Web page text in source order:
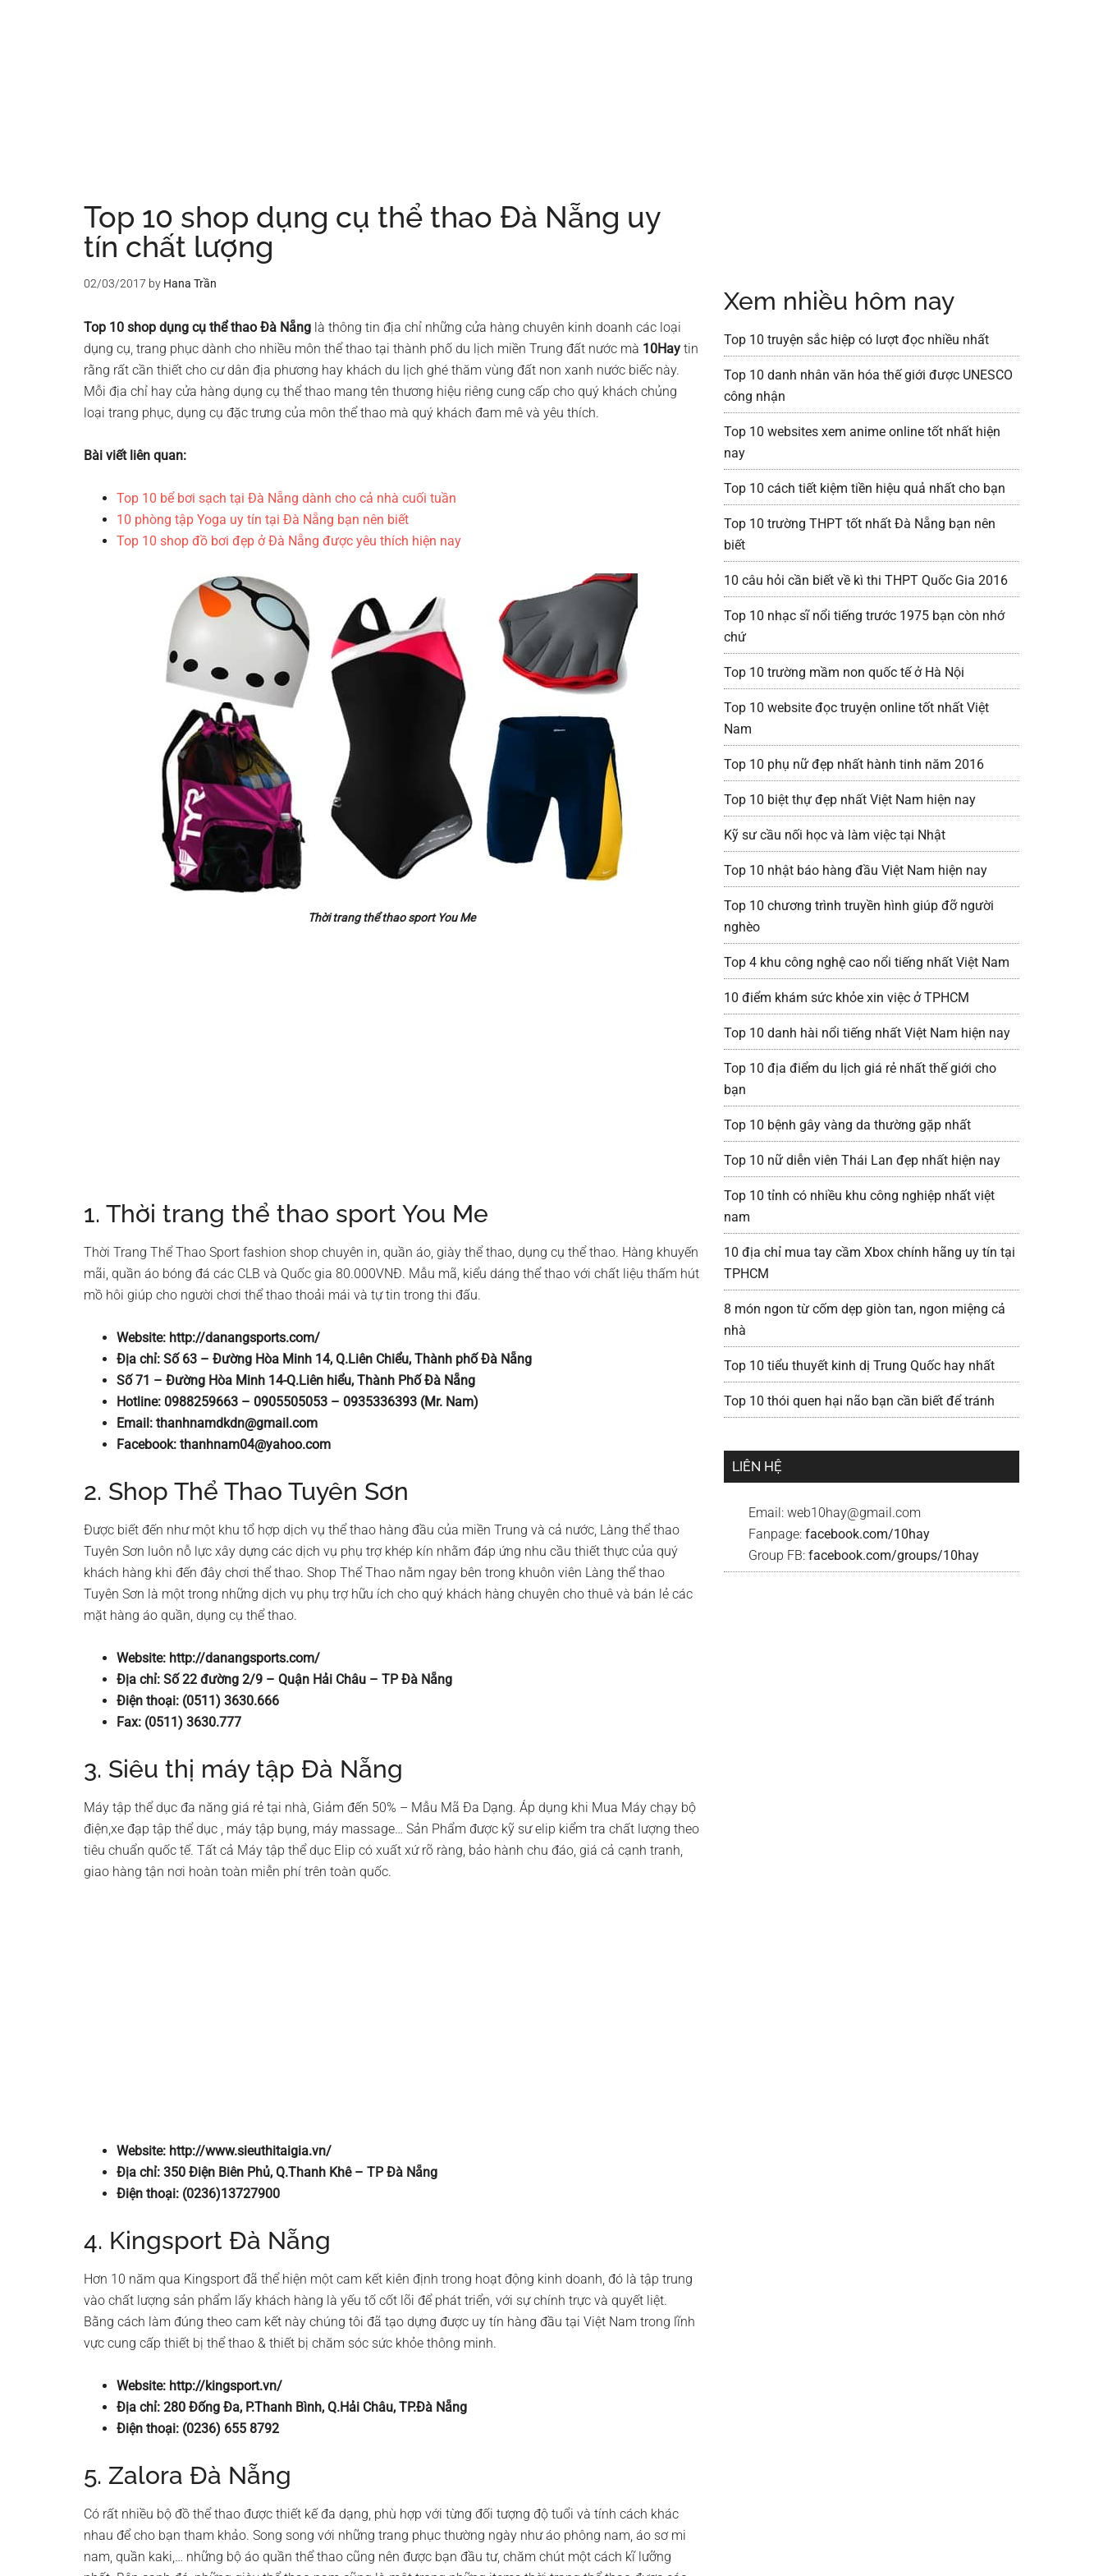
Top 10 shop dụng cụ thể thao Đà Nẵng uy
tín chất lượng
02/03/2017 by Hana Trần
Top 10 shop dụng cụ thể thao Đà Nẵng là thông tin địa chỉ những cửa hàng chuyên kinh doanh các loại
dụng cụ, trang phục dành cho nhiều môn thể thao tại thành phố du lịch miền Trung đất nước mà 10Hay tin
rằng rất cần thiết cho cư dân địa phương hay khách du lịch ghé thăm vùng đất non xanh nước biếc này.
Mỗi địa chỉ hay cửa hàng dụng cụ thể thao mang tên thương hiệu riêng cung cấp cho quý khách chủng
loại trang phục, dụng cụ đặc trưng của môn thể thao mà quý khách đam mê và yêu thích.
Bài viết liên quan:
Top 10 bể bơi sạch tại Đà Nẵng dành cho cả nhà cuối tuần
10 phòng tập Yoga uy tín tại Đà Nẵng bạn nên biết
Top 10 shop đồ bơi đẹp ở Đà Nẵng được yêu thích hiện nay
Thời trang thể thao sport You Me
1. Thời trang thể thao sport You Me
Thời Trang Thể Thao Sport fashion shop chuyên in, quần áo, giày thể thao, dụng cụ thể thao. Hàng khuyến
mãi, quần áo bóng đá các CLB và Quốc gia 80.000VNĐ. Mẫu mã, kiểu dáng thể thao với chất liệu thấm hút
mồ hôi giúp cho người chơi thể thao thoải mái và tự tin trong thi đấu.
Website: http://danangsports.com/
Địa chỉ: Số 63 – Đường Hòa Minh 14, Q.Liên Chiểu, Thành phố Đà Nẵng
Số 71 – Đường Hòa Minh 14-Q.Liên hiểu, Thành Phố Đà Nẵng
Hotline: 0988259663 – 0905505053 – 0935336393 (Mr. Nam)
Email: thanhnamdkdn@gmail.com
Facebook: thanhnam04@yahoo.com
2. Shop Thể Thao Tuyên Sơn
Được biết đến như một khu tổ hợp dịch vụ thể thao hàng đầu của miền Trung và cả nước, Làng thể thao
Tuyên Sơn luôn nỗ lực xây dựng các dịch vụ phụ trợ khép kín nhằm đáp ứng nhu cầu thiết thực của quý
khách hàng khi đến đây chơi thể thao. Shop Thể Thao nằm ngay bên trong khuôn viên Làng thể thao
Tuyên Sơn là một trong những dịch vụ phụ trợ hữu ích cho quý khách hàng chuyên cho thuê và bán lẻ các
mặt hàng áo quần, dụng cụ thể thao.
Website: http://danangsports.com/
Địa chỉ: Số 22 đường 2/9 – Quận Hải Châu – TP Đà Nẵng
Điện thoại: (0511) 3630.666
Fax: (0511) 3630.777
3. Siêu thị máy tập Đà Nẵng
Máy tập thể dục đa năng giá rẻ tại nhà, Giảm đến 50% – Mẫu Mã Đa Dạng. Áp dụng khi Mua Máy chạy bộ
điện,xe đạp tập thể dục , máy tập bụng, máy massage… Sản Phẩm được kỹ sư elip kiểm tra chất lượng theo
tiêu chuẩn quốc tế. Tất cả Máy tập thể dục Elip có xuất xứ rõ ràng, bảo hành chu đáo, giá cả cạnh tranh,
giao hàng tận nơi hoàn toàn miễn phí trên toàn quốc.
Website: http://www.sieuthitaigia.vn/
Địa chỉ: 350 Điện Biên Phủ, Q.Thanh Khê – TP Đà Nẵng
Điện thoại: (0236)13727900
4. Kingsport Đà Nẵng
Hơn 10 năm qua Kingsport đã thể hiện một cam kết kiên định trong hoạt động kinh doanh, đó là tập trung
vào chất lượng sản phẩm lấy khách hàng là yếu tố cốt lõi để phát triển, với sự chính trực và quyết liệt.
Bằng cách làm đúng theo cam kết này chúng tôi đã tạo dựng được uy tín hàng đầu tại Việt Nam trong lĩnh
vực cung cấp thiết bị thể thao & thiết bị chăm sóc sức khỏe thông minh.
Website: http://kingsport.vn/
Địa chỉ: 280 Đống Đa, P.Thanh Bình, Q.Hải Châu, TP.Đà Nẵng
Điện thoại: (0236) 655 8792
5. Zalora Đà Nẵng
Có rất nhiều bộ đồ thể thao được thiết kế đa dạng, phù hợp với từng đối tượng độ tuổi và tính cách khác
nhau để cho bạn tham khảo. Song song với những trang phục thường ngày như áo phông nam, áo sơ mi
nam, quần kaki,… những bộ áo quần thể thao cũng nên được bạn đầu tư, chăm chút một cách kĩ lưỡng
Xem nhiều hôm nay
Top 10 truyện sắc hiệp có lượt đọc nhiều nhất
Top 10 danh nhân văn hóa thế giới được UNESCO
công nhận
Top 10 websites xem anime online tốt nhất hiện
nay
Top 10 cách tiết kiệm tiền hiệu quả nhất cho bạn
Top 10 trường THPT tốt nhất Đà Nẵng bạn nên
biết
10 câu hỏi cần biết về kì thi THPT Quốc Gia 2016
Top 10 nhạc sĩ nổi tiếng trước 1975 bạn còn nhớ
chứ
Top 10 trường mầm non quốc tế ở Hà Nội
Top 10 website đọc truyện online tốt nhất Việt
Nam
Top 10 phụ nữ đẹp nhất hành tinh năm 2016
Top 10 biệt thự đẹp nhất Việt Nam hiện nay
Kỹ sư cầu nối học và làm việc tại Nhật
Top 10 nhật báo hàng đầu Việt Nam hiện nay
Top 10 chương trình truyền hình giúp đỡ người
nghèo
Top 4 khu công nghệ cao nổi tiếng nhất Việt Nam
10 điểm khám sức khỏe xin việc ở TPHCM
Top 10 danh hài nổi tiếng nhất Việt Nam hiện nay
Top 10 địa điểm du lịch giá rẻ nhất thế giới cho
bạn
Top 10 bệnh gây vàng da thường gặp nhất
Top 10 nữ diễn viên Thái Lan đẹp nhất hiện nay
Top 10 tỉnh có nhiều khu công nghiệp nhất việt
nam
10 địa chỉ mua tay cầm Xbox chính hãng uy tín tại
TPHCM
8 món ngon từ cốm dẹp giòn tan, ngon miệng cả
nhà
Top 10 tiểu thuyết kinh dị Trung Quốc hay nhất
Top 10 thói quen hại não bạn cần biết để tránh
LIÊN HỆ
Email: web10hay@gmail.com
Fanpage: facebook.com/10hay
Group FB: facebook.com/groups/10hay